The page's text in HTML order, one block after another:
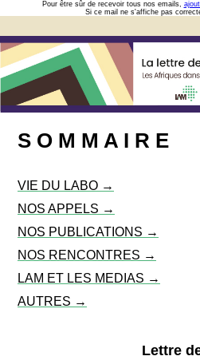
Pour être sûr de recevoir tous nos emails,
Si ce mail ne s'affiche pas
S O M M A I R E
VIE DU LABO →
NOS APPELS →
NOS PUBLICATIONS →
NOS RENCONTRES →
LAM ET LES MEDIAS →
AUTRES →
Lettre